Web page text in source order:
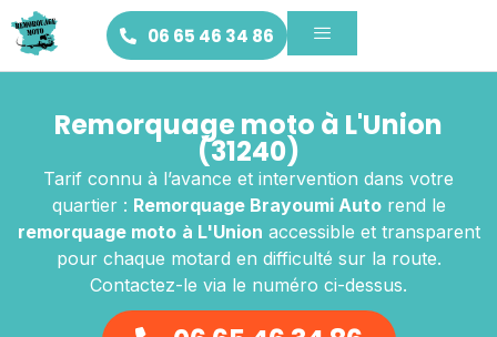
06 65 46 34 86
Remorquage moto à L'Union
(31240)
Tarif connu à l’avance et intervention dans votre
quartier : Remorquage Brayoumi Autorend le
remorquage moto à L'Union accessible et transparent
pour chaque motard en difficulté sur la route.
Contactez-le via le numéro ci-dessus.